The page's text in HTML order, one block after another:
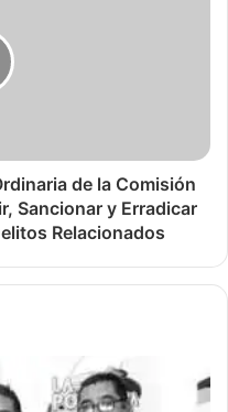
de la Comisión
Sancionar y Erradicar
Relacionados